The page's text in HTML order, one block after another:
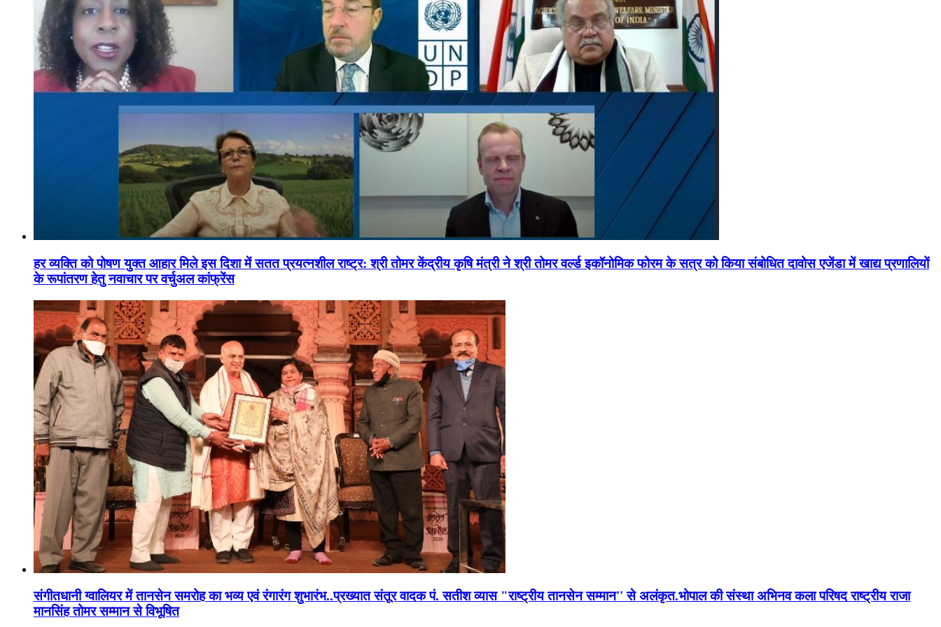
हर व्यक्ति को पोषण युक्त आहार मिले इस दिशा में सतत प्रयत्नशील राष्ट्र: श्री तोमर केंद्रीय कृषि मंत्री ने श्री तोमर वर्ल्ड इकॉनोमिक फोरम के सत्र को किया संबोधित दावोस एजेंडा में खाद्य प्रणालियों
के रूपांतरण हेतु नवाचार पर वर्चुअल कांफ्रेंस
संगीतधानी ग्वालियर में तानसेन समरोह का भव्य एवं रंगारंग शुभारंभ..प्रख्यात संतूर वादक पं. सतीश व्यास "राष्ट्रीय तानसेन सम्मान'' से अलंकृत.भोपाल की संस्था अभिनव कला परिषद राष्ट्रीय राजा
मानसिंह तोमर सम्मान से विभूषित